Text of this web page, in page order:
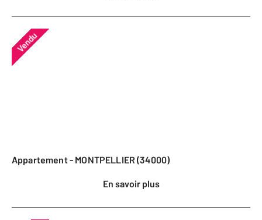
Vendu
Appartement - MONTPELLIER (34000)
En savoir plus